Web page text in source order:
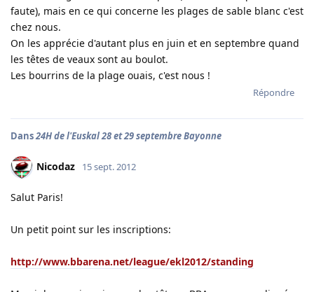
faute), mais en ce qui concerne les plages de sable blanc c'est
chez nous.
On les apprécie d'autant plus en juin et en septembre quand
les têtes de veaux sont au boulot.
Les bourrins de la plage ouais, c'est nous !
Répondre
Dans24H de l'Euskal 28 et 29 septembre Bayonne
Nicodaz 15 sept. 2012
Salut Paris!
Un petit point sur les inscriptions:
http://www.bbarena.net/league/ekl2012/standing